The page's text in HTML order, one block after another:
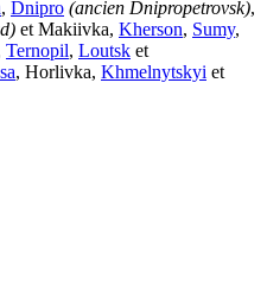
, Dnipro (ancien Dnipropetrovsk),
et Makiivka, Kherson, Sumy,
Ternopil, Loutsk et
, Horlivka, Khmelnytskyi et